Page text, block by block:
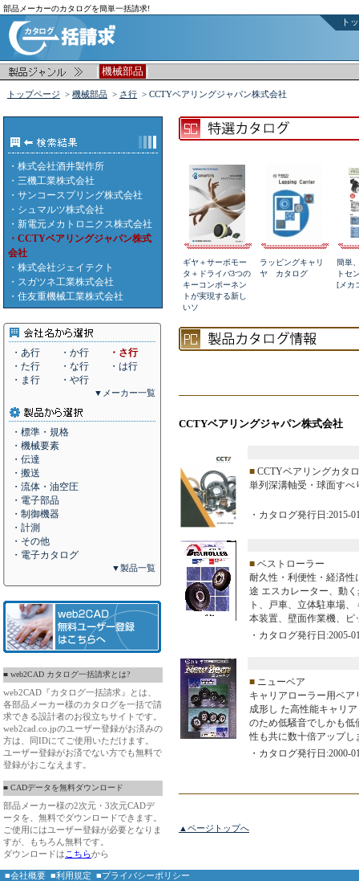
部品メーカーのカタログを簡単一括請求!
ト
| 機械部品 |
トップページ > 機械部品 > さ行 > CCTYベアリングジャパン株式会社
・ 株式会社酒井製作所
・ 三機工業株式会社
・ サンコースプリング株式会社
・ シュマルツ株式会社
・ 新電元メカトロニクス株式会社
・CCTYベアリングジャパン株式
会社
・ 株式会社ジェイテクト
・ スガツネ工業株式会社
・ 住友重機械工業株式会社
・あ行 ・か行
・さ行
・た行
・な行
・は行
・ま行
・や行
▼メーカー一覧
・標準・規格
・機械要素
・伝達
・搬送
・流体・油空圧
・電子部品
・制御機器
・計測
・その他
・電子カタログ
▼製品一覧
■ web2CAD カタログ一括請求とは?
web2CAD『カタログ一括請求』とは、
各部品メーカー様のカタログを一括で請
求できる設計者のお役立ちサイトです。
web2cad.co.jpのユーザー登録がお済みの
方は、同IDにてご使用いただけます。
ユーザー登録がお済でない方でも無料で
登録がおこなえます。
■ CADデータを無料ダウンロード
部品メーカー様の2次元・3次元CADデ
ータを、無料でダウンロードできます。
ご使用にはユーザー登録が必要となりま
すが、もちろん無料です。
ダウンロードは こちらから
ギヤ＋サーボモー
タ＋ドライバ3つの
キーコンポーネン
トが実現する新し
いソ
ラッピングキャリ
ヤ カタログ
簡単
トセ
[メカ
CCTYベアリングジャパン株式会社
■ CCTYベアリングカタ
単列深溝軸受・球面すべ
・カタログ発行日:2015-
■ ベストローラー
耐久性・利便性・経済
途 エスカレーター、動
ト、戸車、立体駐車場
本装置、壁面作業機、ピ
・カタログ発行日:2005-
■ ニューベア
キャリアローラー用ベ
成形し た高性能キャリ
のため低騒音でしかも
性も共に数十倍アップし
・カタログ発行日:2000-
▲ページトップへ
■会社概要 ■利用規定 ■プライバシーポリシー